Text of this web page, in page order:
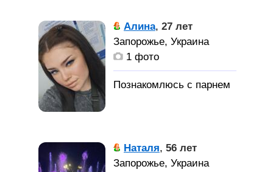
Алина, 27 лет
Запорожье, Украина
1 фото
Наталя, 56 лет
Запорожье, Украина